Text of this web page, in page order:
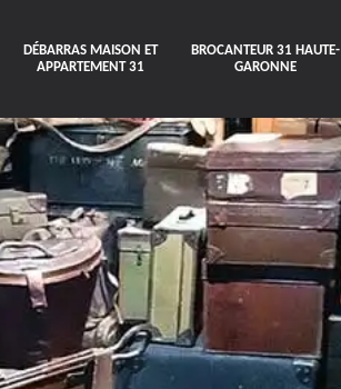
DÉBARRAS MAISON ET
APPARTEMENT 31
BROCANTEUR 31 HAUTE-
GARONNE